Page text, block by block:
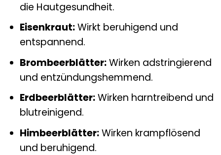
die Hautgesundheit.
Eisenkraut:Wirkt beruhigend und
entspannend.
Brombeerblätter:Wirken adstringierend
und entzündungshemmend.
Erdbeerblätter:Wirken harntreibend und
blutreinigend.
Himbeerblätter:Wirken krampflösend
und beruhigend.